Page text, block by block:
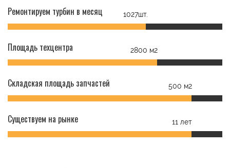
Ремонтируем турбин в месяц 1027шт.
Площадь техцентра 2800 м2
Складская площадь запчастей 500 м2
Существуем на рынке 11 лет